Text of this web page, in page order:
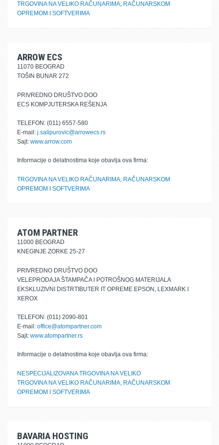
TRGOVINA NA VELIKO RAČUNARIMA, RAČUNARSKOM
OPREMOM I SOFTVERIMA
ARROW ECS
11070 BEOGRAD
TOŠIN BUNAR 272
PRIVREDNO DRUŠTVO DOO
ECS KOMPJUTERSKA REŠENJA
TELEFON: (011) 6557-580
E-mail: j.salipurovic@arrowecs.rs
Sajt: www.arrow.com
Informacije o delatnostima koje obavlja ova firma:
TRGOVINA NA VELIKO RAČUNARIMA, RAČUNARSKOM
OPREMOM I SOFTVERIMA
ATOM PARTNER
11000 BEOGRAD
KNEGINJE ZORKE 25-27
PRIVREDNO DRUŠTVO DOO
VELEPRODAJA ŠTAMPAČA I POTROŠNOG MATERIJALA
EKSKLUZIVNI DISTRTIBUTER IT OPREME EPSON, LEXMARK I
XEROX
TELEFON: (011) 2090-801
E-mail: office@atompartner.com
Sajt: www.atompartner.rs
Informacije o delatnostima koje obavlja ova firma:
NESPECIJALIZOVANA TRGOVINA NA VELIKO
TRGOVINA NA VELIKO RAČUNARIMA, RAČUNARSKOM
OPREMOM I SOFTVERIMA
BAVARIA HOSTING